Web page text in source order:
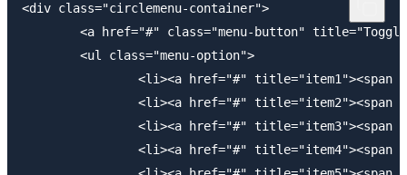
<div class="circlemenu-container">